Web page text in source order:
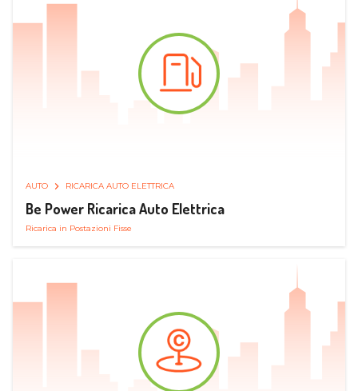
AUTO RICARICA AUTO ELETTRICA
Be Power Ricarica Auto Elettrica
Ricarica in Postazioni Fisse